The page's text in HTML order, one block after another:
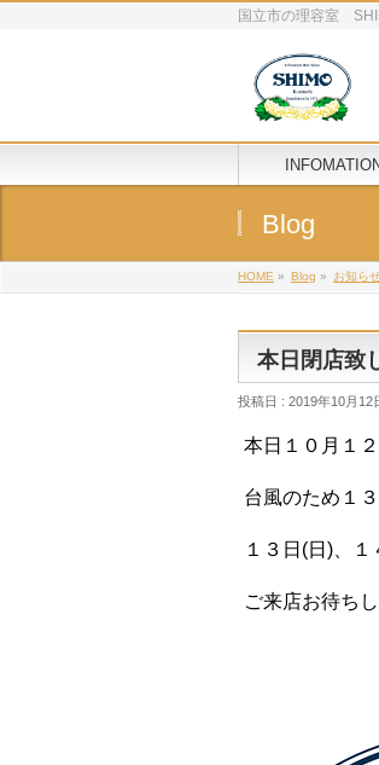
国立市の理容室
Blog
HOME » Blog » お知ら
本日閉店致
投稿日 : 2019年10月12
本日１０月１
台風のため１
１３日(日)、１
ご来店お待ち